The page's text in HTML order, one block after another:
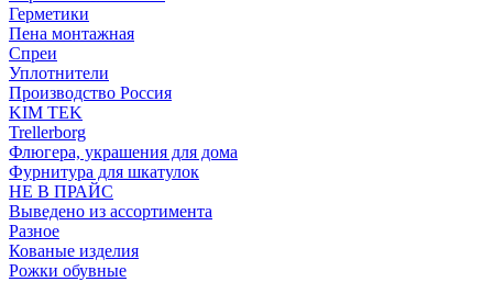
Герметики
Пена монтажная
Спреи
Уплотнители
Производство Россия
KIM TEK
Trellerborg
Флюгера, украшения для дома
Фурнитура для шкатулок
НЕ В ПРАЙС
Выведено из ассортимента
Разное
Кованые изделия
Рожки обувные